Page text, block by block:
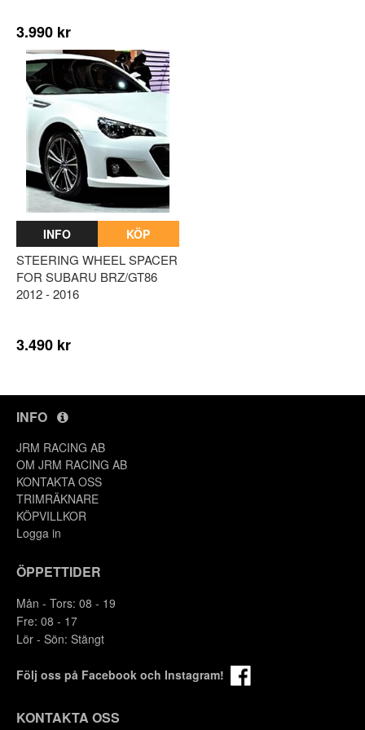
3.990 kr
INFO KÖP
STEERING WHEEL SPACER
FOR SUBARU BRZ/GT86
2012 - 2016
3.490 kr
INFO
JRM RACING AB
OM JRM RACING AB
KONTAKTA OSS
TRIMRÄKNARE
KÖPVILLKOR
Logga in
ÖPPETTIDER
Mån - Tors: 08 - 19
Fre: 08 - 17
Lör - Sön: Stängt
Följ oss på Facebook och Instagram!
KONTAKTA OSS